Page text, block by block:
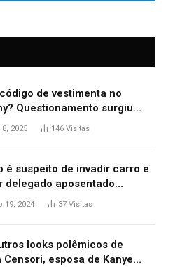
de vestimenta no
Questionamento surgiu
Censori, mulher de
2025 146 Visitas
é suspeito de invadir carro e
delegado aposentado
confusão no trânsito
19, 2024 37 Visitas
looks polêmicos de
Censori, esposa de Kanye